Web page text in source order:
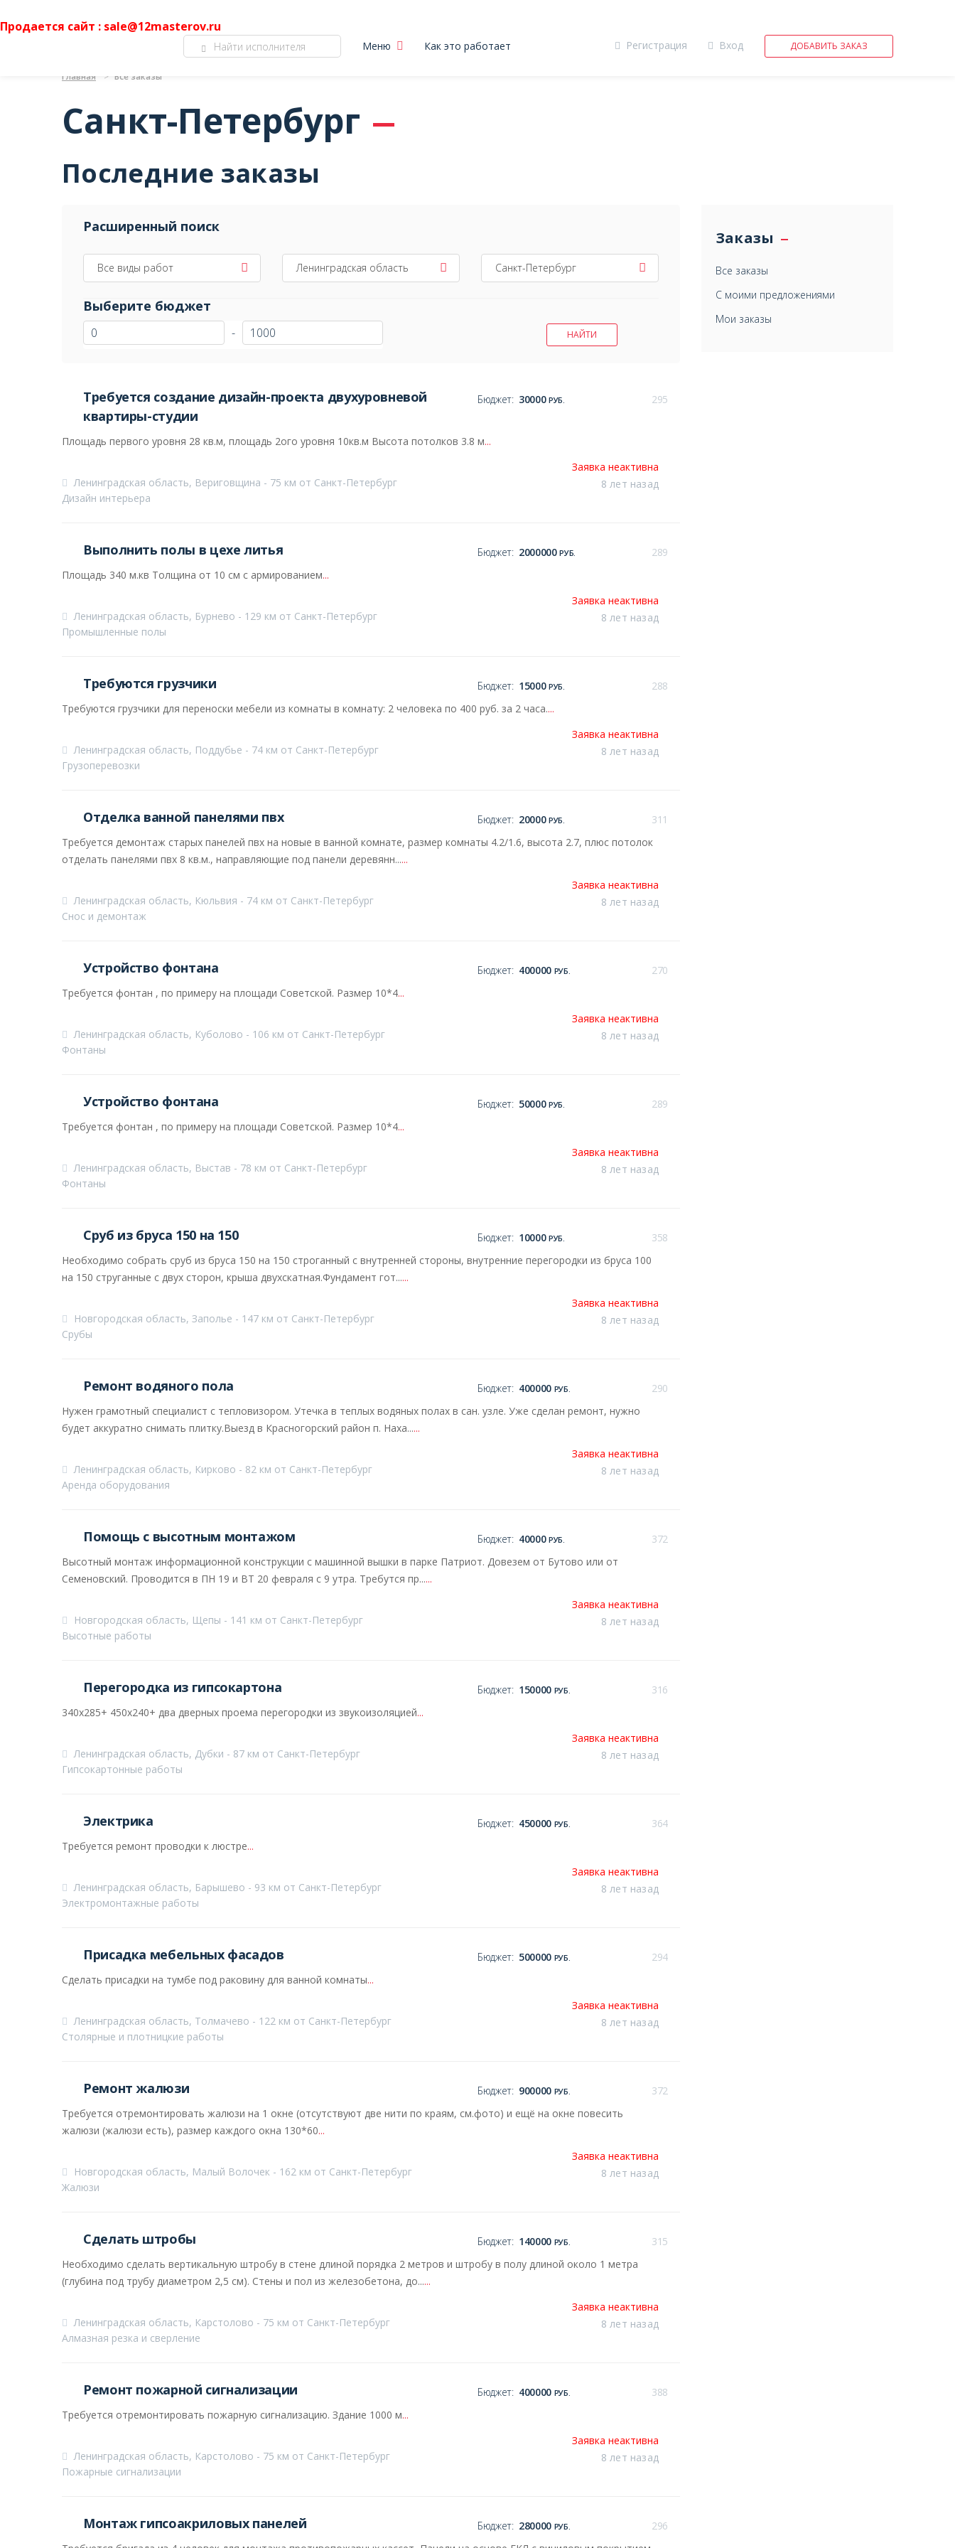
Продается сайт : sale@12masterov.ru
Регистрация Вход ДОБАВИТЬ ЗАКАЗ
Меню Как это работает
Главная Все заказы
Санкт-Петербург
Последние заказы
Расширенный поиск
Все виды работ Ленинградская область Санкт-Петербург
Выберите бюджет
-
Требуется создание дизайн-проекта двухуровневой
квартиры-студии
Бюджет: 30000 РУБ. 295
Площадь первого уровня 28 кв.м, площадь 2ого уровня 10кв.м Высота потолков 3.8 м...
Заявка неактивна
8 лет назад
Ленинградская область, Вериговщина - 75 км от Санкт-Петербург
Дизайн интерьера
Выполнить полы в цехе литья Бюджет: 2000000РУБ.
289
Площадь 340 м.кв Толщина от 10 см с армированием...
Заявка неактивна
8 лет назад
Ленинградская область, Бурнево - 129 км от Санкт-Петербург
Промышленные полы
Требуются грузчики Бюджет: 15000 РУБ.
288
Требуются грузчики для переноски мебели из комнаты в комнату: 2 человека по 400 руб. за 2 часа....
Заявка неактивна
8 лет назад
Ленинградская область, Поддубье - 74 км от Санкт-Петербург
Грузоперевозки
Отделка ванной панелями пвх Бюджет: 20000 РУБ.
311
Требуется демонтаж старых панелей пвх на новые в ванной комнате, размер комнаты 4.2/1.6, высота 2.7, плюс потолок
отделать панелями пвх 8 кв.м., направляющие под панели деревянн......
Заявка неактивна
8 лет назад
Ленинградская область, Кюльвия - 74 км от Санкт-Петербург
Снос и демонтаж
Устройство фонтана Бюджет: 400000 РУБ.
270
Требуется фонтан , по примеру на площади Советской. Размер 10*4...
Заявка неактивна
8 лет назад
Ленинградская область, Куболово - 106 км от Санкт-Петербург
Фонтаны
Устройство фонтана Бюджет: 50000 РУБ.
289
Требуется фонтан , по примеру на площади Советской. Размер 10*4...
Заявка неактивна
8 лет назад
Ленинградская область, Выстав - 78 км от Санкт-Петербург
Фонтаны
Сруб из бруса 150 на 150 Бюджет: 10000 РУБ.
358
Необходимо собрать сруб из бруса 150 на 150 строганный с внутренней стороны, внутренние перегородки из бруса 100
на 150 струганные с двух сторон, крыша двухскатная.Фундамент гот......
Заявка неактивна
8 лет назад
Новгородская область, Заполье - 147 км от Санкт-Петербург
Срубы
Ремонт водяного пола Бюджет: 400000 РУБ.
290
Нужен грамотный специалист с тепловизором. Утечка в теплых водяных полах в сан. узле. Уже сделан ремонт, нужно
будет аккуратно снимать плитку.Выезд в Красногорский район п. Наха......
Заявка неактивна
8 лет назад
Ленинградская область, Кирково - 82 км от Санкт-Петербург
Аренда оборудования
Помощь с высотным монтажом Бюджет: 40000 РУБ.
372
Высотный монтаж информационной конструкции с машинной вышки в парке Патриот. Довезем от Бутово или от
Семеновский. Проводится в ПН 19 и ВТ 20 февраля с 9 утра. Требутся пр......
Заявка неактивна
8 лет назад
Новгородская область, Щепы - 141 км от Санкт-Петербург
Высотные работы
Перегородка из гипсокартона Бюджет: 150000 РУБ.
316
340х285+ 450х240+ два дверных проема перегородки из звукоизоляцией...
Заявка неактивна
8 лет назад
Ленинградская область, Дубки - 87 км от Санкт-Петербург
Гипсокартонные работы
Электрика Бюджет: 450000 РУБ.
364
Требуется ремонт проводки к люстре...
Заявка неактивна
8 лет назад
Ленинградская область, Барышево - 93 км от Санкт-Петербург
Электромонтажные работы
Присадка мебельных фасадов Бюджет: 500000 РУБ.
294
Сделать присадки на тумбе под раковину для ванной комнаты...
Заявка неактивна
8 лет назад
Ленинградская область, Толмачево - 122 км от Санкт-Петербург
Столярные и плотницкие работы
Ремонт жалюзи Бюджет: 900000 РУБ.
372
Требуется отремонтировать жалюзи на 1 окне (отсутствуют две нити по краям, см.фото) и ещё на окне повесить
жалюзи (жалюзи есть), размер каждого окна 130*60...
Заявка неактивна
8 лет назад
Новгородская область, Малый Волочек - 162 км от Санкт-Петербург
Жалюзи
Сделать штробы Бюджет: 140000 РУБ.
315
Необходимо сделать вертикальную штробу в стене длиной порядка 2 метров и штробу в полу длиной около 1 метра
(глубина под трубу диаметром 2,5 см). Стены и пол из железобетона, до......
Заявка неактивна
8 лет назад
Ленинградская область, Карстолово - 75 км от Санкт-Петербург
Алмазная резка и сверление
Ремонт пожарной сигнализации Бюджет: 400000 РУБ.
388
Требуется отремонтировать пожарную сигнализацию. Здание 1000 м...
Заявка неактивна
8 лет назад
Ленинградская область, Карстолово - 75 км от Санкт-Петербург
Пожарные сигнализации
Монтаж гипсоакриловых панелей Бюджет: 280000 РУБ.
296
Заказы
Все заказы
С моими предложениями
Мои заказы